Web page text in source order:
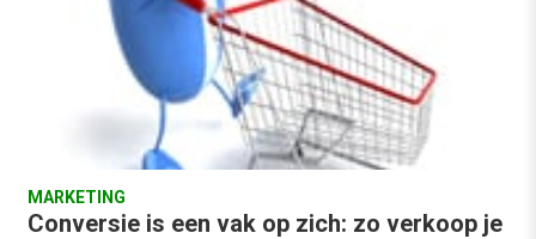
MARKETING
Conversie is een vak op zich: zo verkoop je